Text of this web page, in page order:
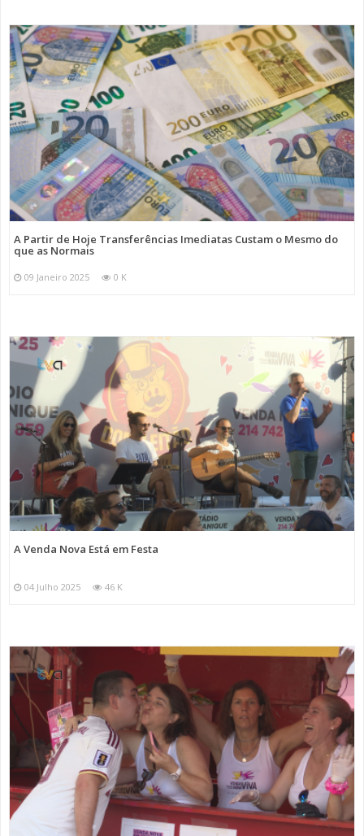
A Partir de Hoje Transferências Imediatas Custam o Mesmo do
que as Normais
09 Janeiro 2025 0 K
A Venda Nova Está em Festa
04 Julho 2025 46 K